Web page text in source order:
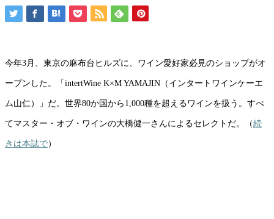
今年3月、東京の麻布台ヒルズに、ワイン愛好家必見のショップがオ
ープンした。「intertWine K×M YAMAJIN（インタートワインケーエ
ム山仁）」だ。世界80か国から1,000種を超えるワインを扱う。すべ
てマスター・オブ・ワインの大橋健一さんによるセレクトだ。（続
きは本誌で）